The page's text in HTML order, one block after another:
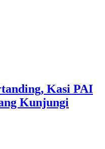
Kasi PAI
Kunjungi